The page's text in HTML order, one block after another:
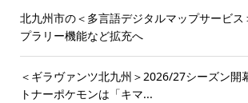
北九州市の＜多言語デジタルマップサービ
プラリー機能など拡充へ
＜ギラヴァンツ北九州＞2026/27シーズン
トナーポケモンは「キマ...